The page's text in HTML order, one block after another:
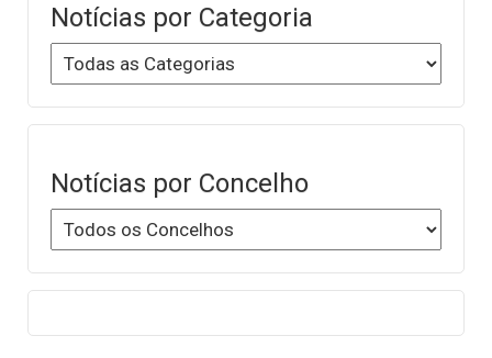
Notícias por Categoria
Notícias por Concelho